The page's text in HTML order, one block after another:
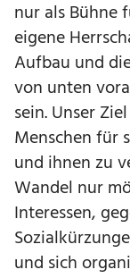
nur als
eigene
Aufbau und
von unten
sein. Unser
Menschen für
und ihnen zu
Wandel nur
Interessen,
und sich